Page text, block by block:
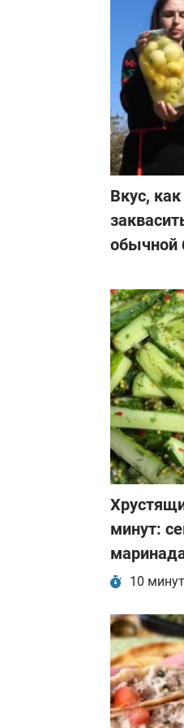
Вкус,
обычной
минут:
10 минут